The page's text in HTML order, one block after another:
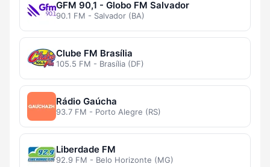
GFM 90,1 - Globo FM Salvador
90.1 FM - Salvador (BA)
Clube FM Brasília
105.5 FM - Brasília (DF)
Rádio Gaúcha
93.7 FM - Porto Alegre (RS)
Liberdade FM
92.9 FM - Belo Horizonte (MG)